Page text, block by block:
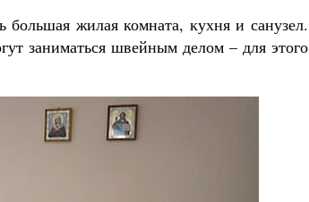
жилая комната, кухня и санузел.
заниматься швейным делом – для этого